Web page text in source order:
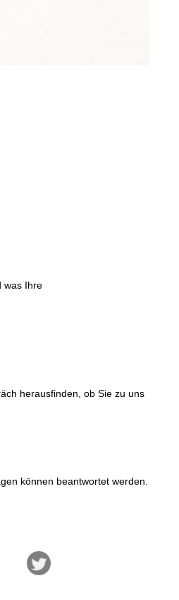
was Ihre
herausfinden, ob Sie zu uns
können beantwortet werden.